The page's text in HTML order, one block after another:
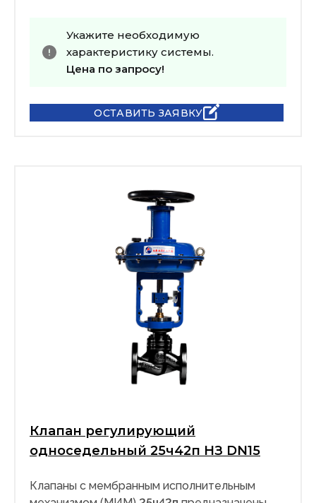
Укажите необходимую
характеристику системы.
Цена по запросу!
ОСТАВИТЬ ЗАЯВКУ
Клапан регулирующий
односедельный 25ч42п НЗ DN15
Клапаны с мембранным исполнительным